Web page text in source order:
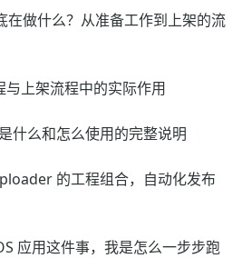
在做什么？从准备工作到上架的流
与上架流程中的实际作用
什么和怎么使用的完整说明
的工程组合，自动化发布
应用这件事，我是怎么一步步跑